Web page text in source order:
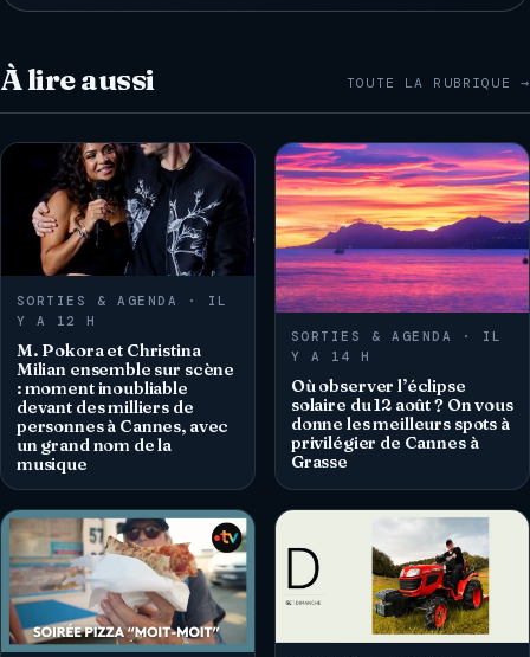
À lire aussi TOUTE LA RUBRIQUE →
SORTIES & AGENDA · IL
Y A 12 H
M. Pokora et Christina
Milian ensemble sur scène
: moment inoubliable
devant des milliers de
personnes à Cannes, avec
un grand nom de la
musique
SORTIES & AGENDA · IL
Y A 14 H
Où observer l’éclipse
solaire du 12 août ? On vous
donne les meilleurs spots à
privilégier de Cannes à
Grasse